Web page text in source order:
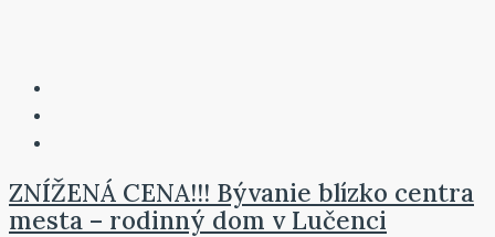
ZNÍŽENÁ CENA!!! Bývanie blízko centra
mesta – rodinný dom v Lučenci